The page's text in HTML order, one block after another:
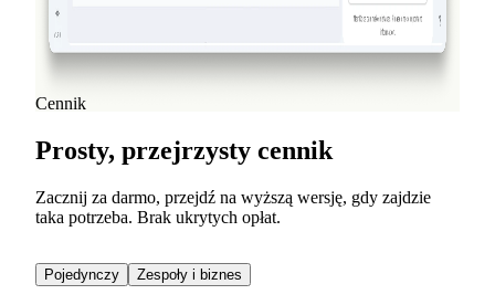
odświeżony interfejs marketingowy.
Czytaj dalej
Pokaż wszystkie wpisy na blogu
Cennik
Prosty, przejrzysty cennik
Zacznij za darmo, przejdź na wyższą wersję, gdy zajdzie
taka potrzeba. Brak ukrytych opłat.
Pojedynczy Zespoły i biznes